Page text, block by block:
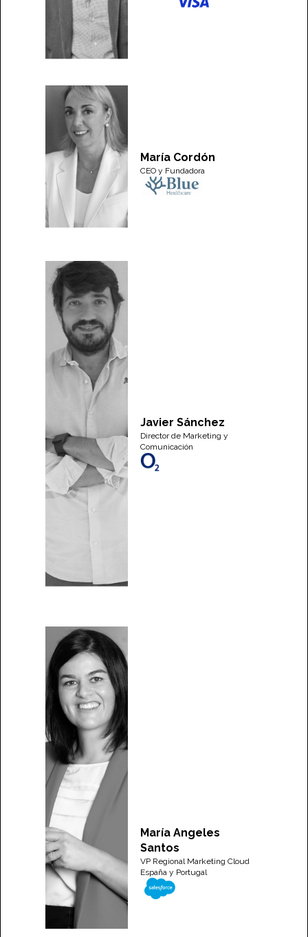
María Cordón
CEO y Fundadora
Javier Sánchez
Director de Marketing y
Comunicación
María Angeles
Santos
VP Regional Marketing Cloud
España y Portugal